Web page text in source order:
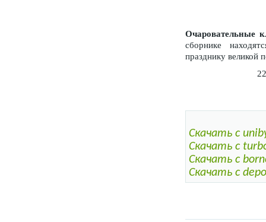
Очаровательные
сборнике
празднику великой
Скачать с
Скачать с
Скачать с
Скачать с